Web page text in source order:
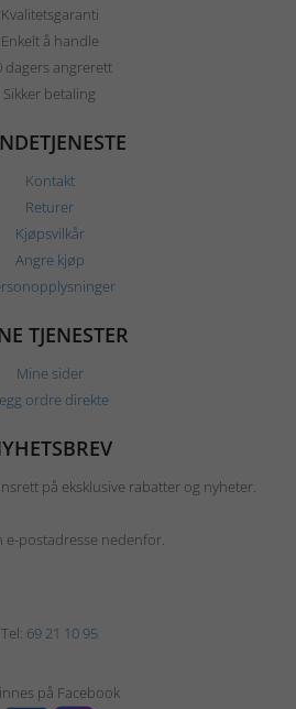
Kvalitetsgaranti
Enkelt å handle
dagers angrerett
Sikker betaling
Kontakt
Returer
Kjøpsvilkår
Angre kjøp
TJENESTER
Mine sider
ordre direkte
på eksklusive rabatter og nyheter.
e-postadresse nedenfor.
Tel: 69 21 10 95
på Facebook